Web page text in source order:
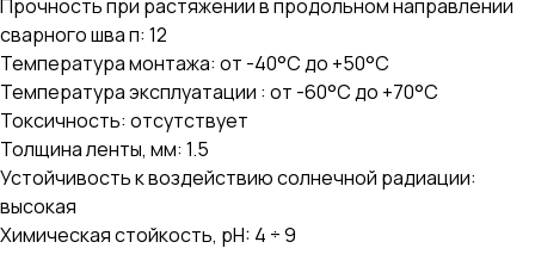
Прочность при растяжении в продольном направлении
сварного шва п: 12
Температура монтажа: от -40°С до +50°С
Температура эксплуатации : от -60°С до +70°С
Токсичность: отсутствует
Толщина ленты, мм: 1.5
Устойчивость к воздействию солнечной радиации:
высокая
Химическая стойкость, pH: 4 ÷ 9